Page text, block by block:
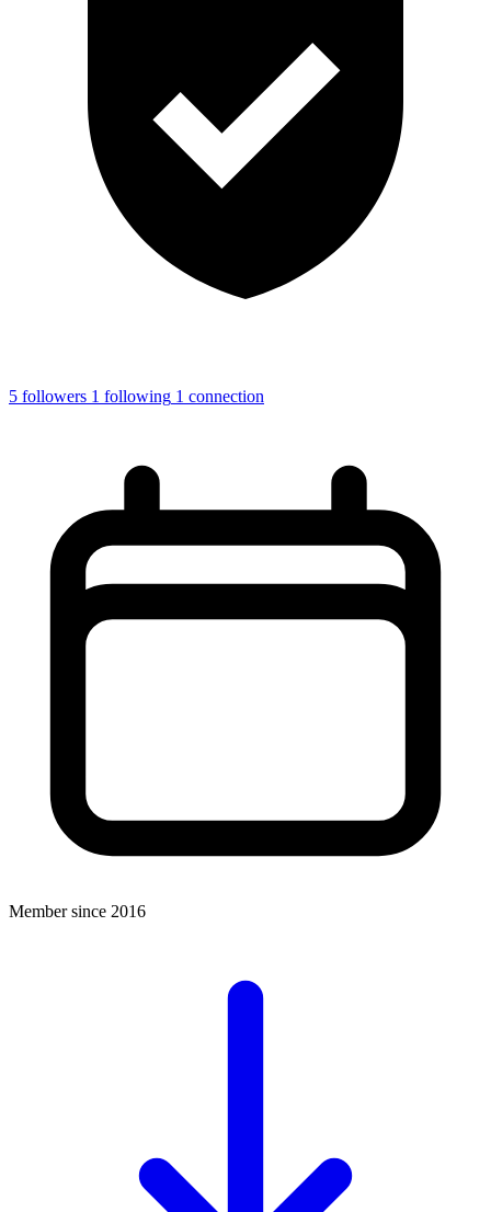
5 followers 1 following 1 connection
Member since 2016